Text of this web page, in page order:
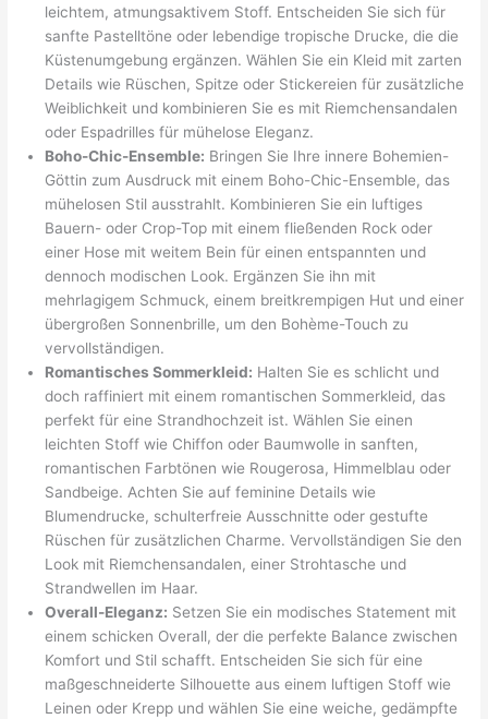
leichtem, atmungsaktivem Stoff. Entscheiden Sie sich für
sanfte Pastelltöne oder lebendige tropische Drucke, die die
Küstenumgebung ergänzen. Wählen Sie ein Kleid mit zarten
Details wie Rüschen, Spitze oder Stickereien für zusätzliche
Weiblichkeit und kombinieren Sie es mit Riemchensandalen
oder Espadrilles für mühelose Eleganz.
Boho-Chic-Ensemble: Bringen Sie Ihre innere Bohemien-
Göttin zum Ausdruck mit einem Boho-Chic-Ensemble, das
mühelosen Stil ausstrahlt. Kombinieren Sie ein luftiges
Bauern- oder Crop-Top mit einem fließenden Rock oder
einer Hose mit weitem Bein für einen entspannten und
dennoch modischen Look. Ergänzen Sie ihn mit
mehrlagigem Schmuck, einem breitkrempigen Hut und einer
übergroßen Sonnenbrille, um den Bohème-Touch zu
vervollständigen.
Romantisches Sommerkleid: Halten Sie es schlicht und
doch raffiniert mit einem romantischen Sommerkleid, das
perfekt für eine Strandhochzeit ist. Wählen Sie einen
leichten Stoff wie Chiffon oder Baumwolle in sanften,
romantischen Farbtönen wie Rougerosa, Himmelblau oder
Sandbeige. Achten Sie auf feminine Details wie
Blumendrucke, schulterfreie Ausschnitte oder gestufte
Rüschen für zusätzlichen Charme. Vervollständigen Sie den
Look mit Riemchensandalen, einer Strohtasche und
Strandwellen im Haar.
Overall-Eleganz: Setzen Sie ein modisches Statement mit
einem schicken Overall, der die perfekte Balance zwischen
Komfort und Stil schafft. Entscheiden Sie sich für eine
maßgeschneiderte Silhouette aus einem luftigen Stoff wie
Leinen oder Krepp und wählen Sie eine weiche, gedämpfte